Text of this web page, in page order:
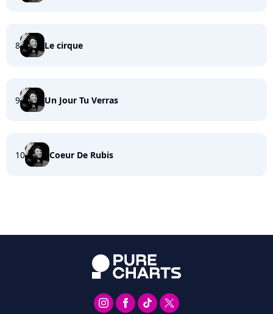
8 Le cirque
9 Un Jour Tu Verras
10 Coeur De Rubis